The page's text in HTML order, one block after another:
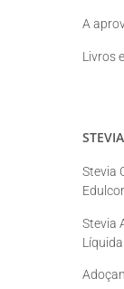
A
Livros
Stevia
Stevia
Líquida